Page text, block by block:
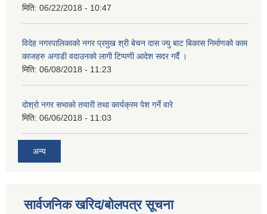
मिति: 06/22/2018 - 10:47
विदेह नगरपालिकाको नगर प्रमुख श्री बेचन दास ज्यु बाट बिकास निर्माणको काम
काजहरु अगाडी वदाउनको लागी टिप्पणी आदेश सदर गर्दै ।
मिति: 06/08/2018 - 11:23
दोश्रो नगर सभाको तयारी तथा कार्यक्रम पेश गर्ने वारे
मिति: 06/06/2018 - 11:03
अन्य
सार्वजनिक खरिद/बोलपत्र सूचना